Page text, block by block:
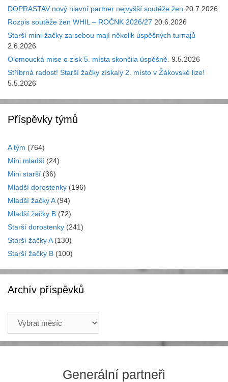
DOPRASTAV nový hlavní partner nejvyšší soutěže žen 20.7.2026
Rozpis soutěže žen WHIL – ROČNK 2026/27 20.6.2026
Starší mini-žačky za sebou mají několik úspěšných turnajů
2.6.2026
Olomoucká mise o zisk 5. místa skončila úspěšně. 9.5.2026
Stříbrná radost! Starší žačky získaly 2. místo v Žákovské lize!
5.5.2026
Příspěvky týmů
A tým (764)
Mini mladší (24)
Mini starší (36)
Mladší dorostenky (196)
Mladší žačky A(94)
Mladší žačky B (72)
Starší dorostenky (241)
Starší žačky A(130)
Starší žačky B (100)
Archív příspěvků
příspěvků
Generální partneři